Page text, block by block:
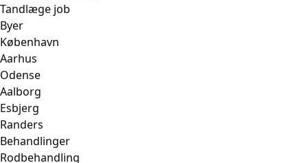
Tandlæge job
Byer
København
Aarhus
Odense
Aalborg
Esbjerg
Randers
Behandlinger
Rodbehandling